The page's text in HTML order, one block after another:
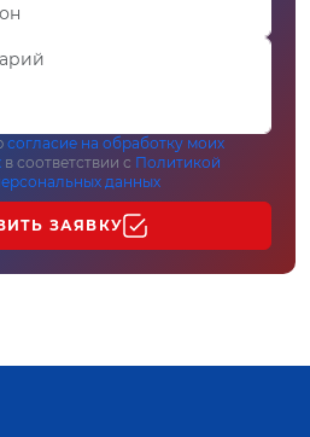
согласие на обработку моих
в соответствии с Политикой
данных
ЗАЯВКУ